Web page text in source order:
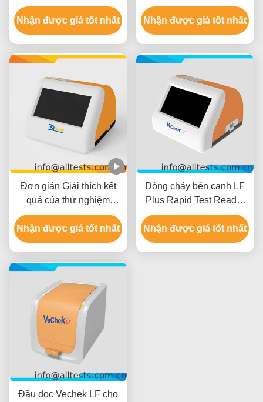
bộ
Nhận được giá tốt nhất
Reader Plus
Nhận được giá tốt nhất
Đơn giản Giải thích kết
quả của thử nghiệm
nhanh đa thuốc1-Bước
nước tiểu cốc với máy in
nhiệt tích hợp
Nhận được giá tốt nhất
Dòng chảy bên cạnh LF
Plus Rapid Test Reader
Độ phân giải cao
Nhận được giá tốt nhất
Đầu đọc Vechek LF cho